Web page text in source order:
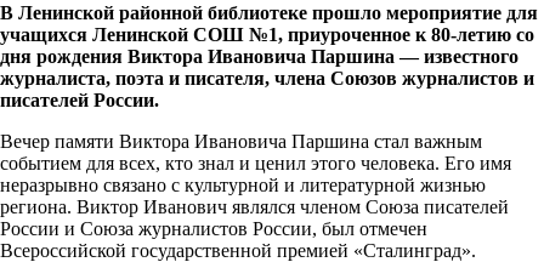
В Ленинской районной библиотеке прошло мероприятие для
учащихся Ленинской СОШ №1, приуроченное к 80-летию со
дня рождения Виктора Ивановича Паршина — известного
журналиста, поэта и писателя, члена Союзов журналистов и
писателей России.
Вечер памяти Виктора Ивановича Паршина стал важным
событием для всех, кто знал и ценил этого человека. Его имя
неразрывно связано с культурной и литературной жизнью
региона. Виктор Иванович являлся членом Союза писателей
России и Союза журналистов России, был отмечен
Всероссийской государственной премией «Сталинград».